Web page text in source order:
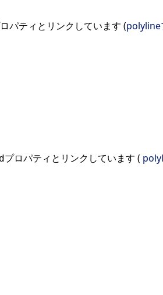
パティとリンクしています (polyline
プロパティとリンクしています (